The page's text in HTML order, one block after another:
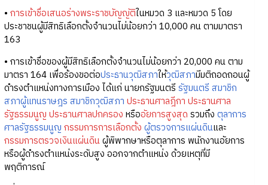
• การเข้าชื่อเสนอร่างพระราชบัญญัติในหมวด 3 และหมวด 5 โดย
ประชาชนผู้มีสิทธิเลือกตั้งจำนวนไม่น้อยกว่า 10,000 คน ตามมาตรา
163
• การเข้าชื่อของผู้มีสิทธิเลือกตั้งจำนวนไม่น้อยกว่า 20,000 คน ตาม
มาตรา 164 เพื่อร้องขอต่อประธานวุฒิสภาให้วุฒิสภามีมติถอดถอนผู้
ดำรงตำแหน่งทางการเมือง ได้แก่ นายกรัฐมนตรี รัฐมนตรี สมาชิก
สภาผู้แทนราษฎร สมาชิกวุฒิสภา ประธานศาลฎีกา ประธานศาล
รัฐธรรมนูญ ประธานศาลปกครอง หรืออัยการสูงสุด รวมถึง ตุลาการ
ศาลรัฐธรรมนูญ กรรมการการเลือกตั้ง ผู้ตรวจการแผ่นดินและ
กรรมการตรวจเงินแผ่นดินผู้พิพากษาหรือตุลาการ พนักงานอัยการ
หรือผู้ดำรงตำแหน่งระดับสูง ออกจากตำแหน่ง ด้วยเหตุที่มี
พฤติการณ์